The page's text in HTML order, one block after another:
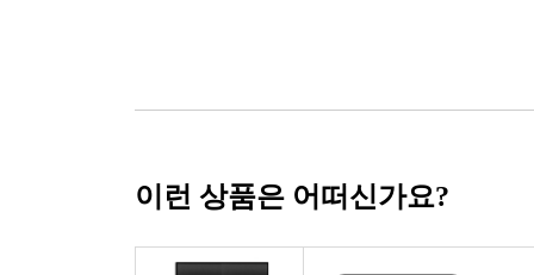
이런 상품은 어떠신가요?